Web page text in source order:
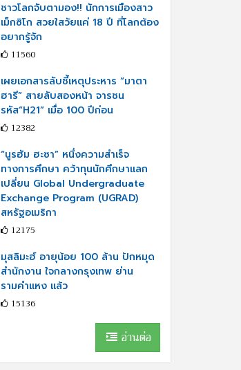
ชาวโลกจับตามอง!! นักการเมืองสาว
เม็กซิโก สวยใสวัยแค่ 18 ปี ที่โลกต้อง
อยากรู้จัก
11560
เผยเอกสารลับชี้เหตุประหาร “มาตา
ฮารี” สายลับสองหน้า จารชน
รหัส“H21” เมื่อ 100 ปีก่อน
12382
“นูรฮัม ฮะซา” หนึ่งความสำเร็จ
ทางการศึกษา คว้าทุนนักศึกษาแลก
เปลี่ยน Global Undergraduate
Exchange Program (UGRAD)
สหรัฐอเมริกา
12175
มุสลิมะฮ์ อายุน้อย 100 ล้าน ปักหมุด
สำนักงาน ใจกลางกรุงเทพ ย่าน
รามคำแหง แล้ว
15136
อ่านต่อ